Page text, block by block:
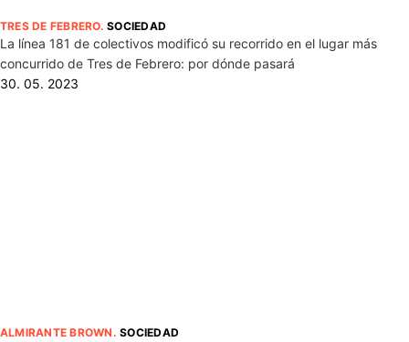
TRES DE FEBRERO.SOCIEDAD
La línea 181 de colectivos modificó su recorrido en el lugar más
concurrido de Tres de Febrero: por dónde pasará
30. 05. 2023
ALMIRANTE BROWN .SOCIEDAD